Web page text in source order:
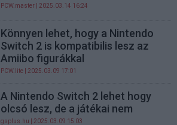
PCW.master | 2025.03.14 16:24
Könnyen lehet, hogy a Nintendo
Switch 2 is kompatibilis lesz az
Amiibo figurákkal
PCW.lite | 2025.03.09 17:01
A Nintendo Switch 2 lehet hogy
olcsó lesz, de a játékai nem
gsplus.hu | 2025.03.09 15:03